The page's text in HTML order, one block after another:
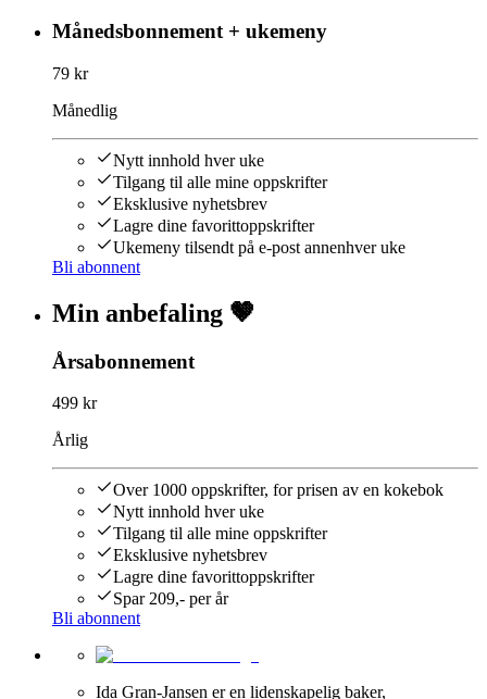
Månedsbonnement + ukemeny
79 kr
Månedlig
Nytt innhold hver uke
Tilgang til alle mine oppskrifter
Eksklusive nyhetsbrev
Lagre dine favorittoppskrifter
Ukemeny tilsendt på e-post annenhver uke
Bli abonnent
Min anbefaling 🤎
Årsabonnement
499 kr
Årlig
Over 1000 oppskrifter, for prisen av en kokebok
Nytt innhold hver uke
Tilgang til alle mine oppskrifter
Eksklusive nyhetsbrev
Lagre dine favorittoppskrifter
Spar 209,- per år
Bli abonnent
Ida Gran-Jansen er en lidenskapelig baker,